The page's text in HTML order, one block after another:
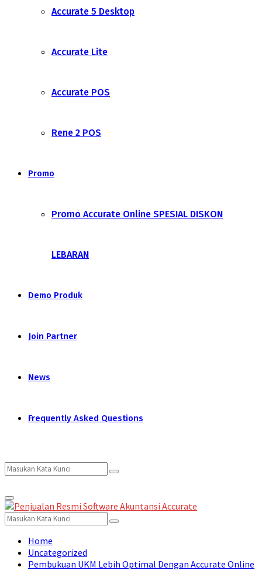
Accurate 5 Desktop
Accurate Lite
Accurate POS
Rene 2 POS
Promo
Promo Accurate Online SPESIAL DISKON
LEBARAN
Demo Produk
Join Partner
News
Frequently Asked Questions
Search
for:
Search
Primary
Menu
Search
for:
Search
Home
Uncategorized
Pembukuan UKM Lebih Optimal Dengan Accurate Online